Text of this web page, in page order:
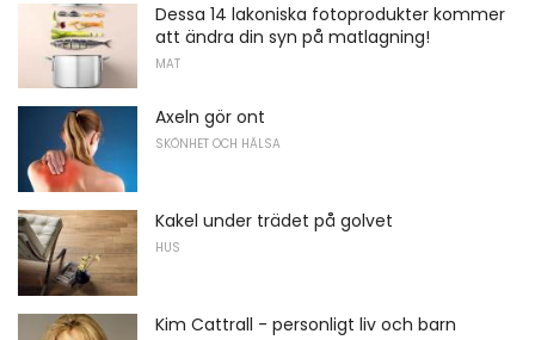
Dessa 14 lakoniska fotoprodukter kommer
att ändra din syn på matlagning!
MAT
Axeln gör ont
SKÖNHET OCH HÄLSA
Kakel under trädet på golvet
HUS
Kim Cattrall - personligt liv och barn